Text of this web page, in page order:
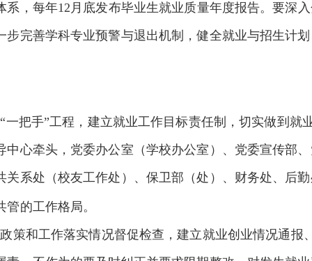
系，每年12 月底发布毕业生就业质量年度报告。要深
完善学科专业预警与退出机制，健全就业与招生计
把手”工程，建立就业工作目标责任制，切实做到就
心牵头，党委办公室（学校办公室）、党委宣传部
系处（校友工作处）、保卫部（处）、财务处、后
的工作格局。
策和工作落实情况督促检查，建立就业创业情况通报